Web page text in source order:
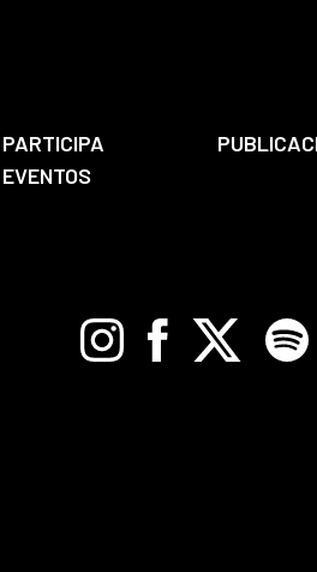
PARTICIPA
EVENTOS
InstagramFacebook
X Spotify